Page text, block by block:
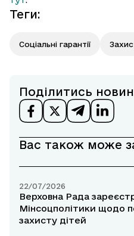
Теги:
Соціальні гарантії
Поділитись
Вас також може
22/07/2026
Верховна Рада
Мінсоцполітики щодо
захисту дітей